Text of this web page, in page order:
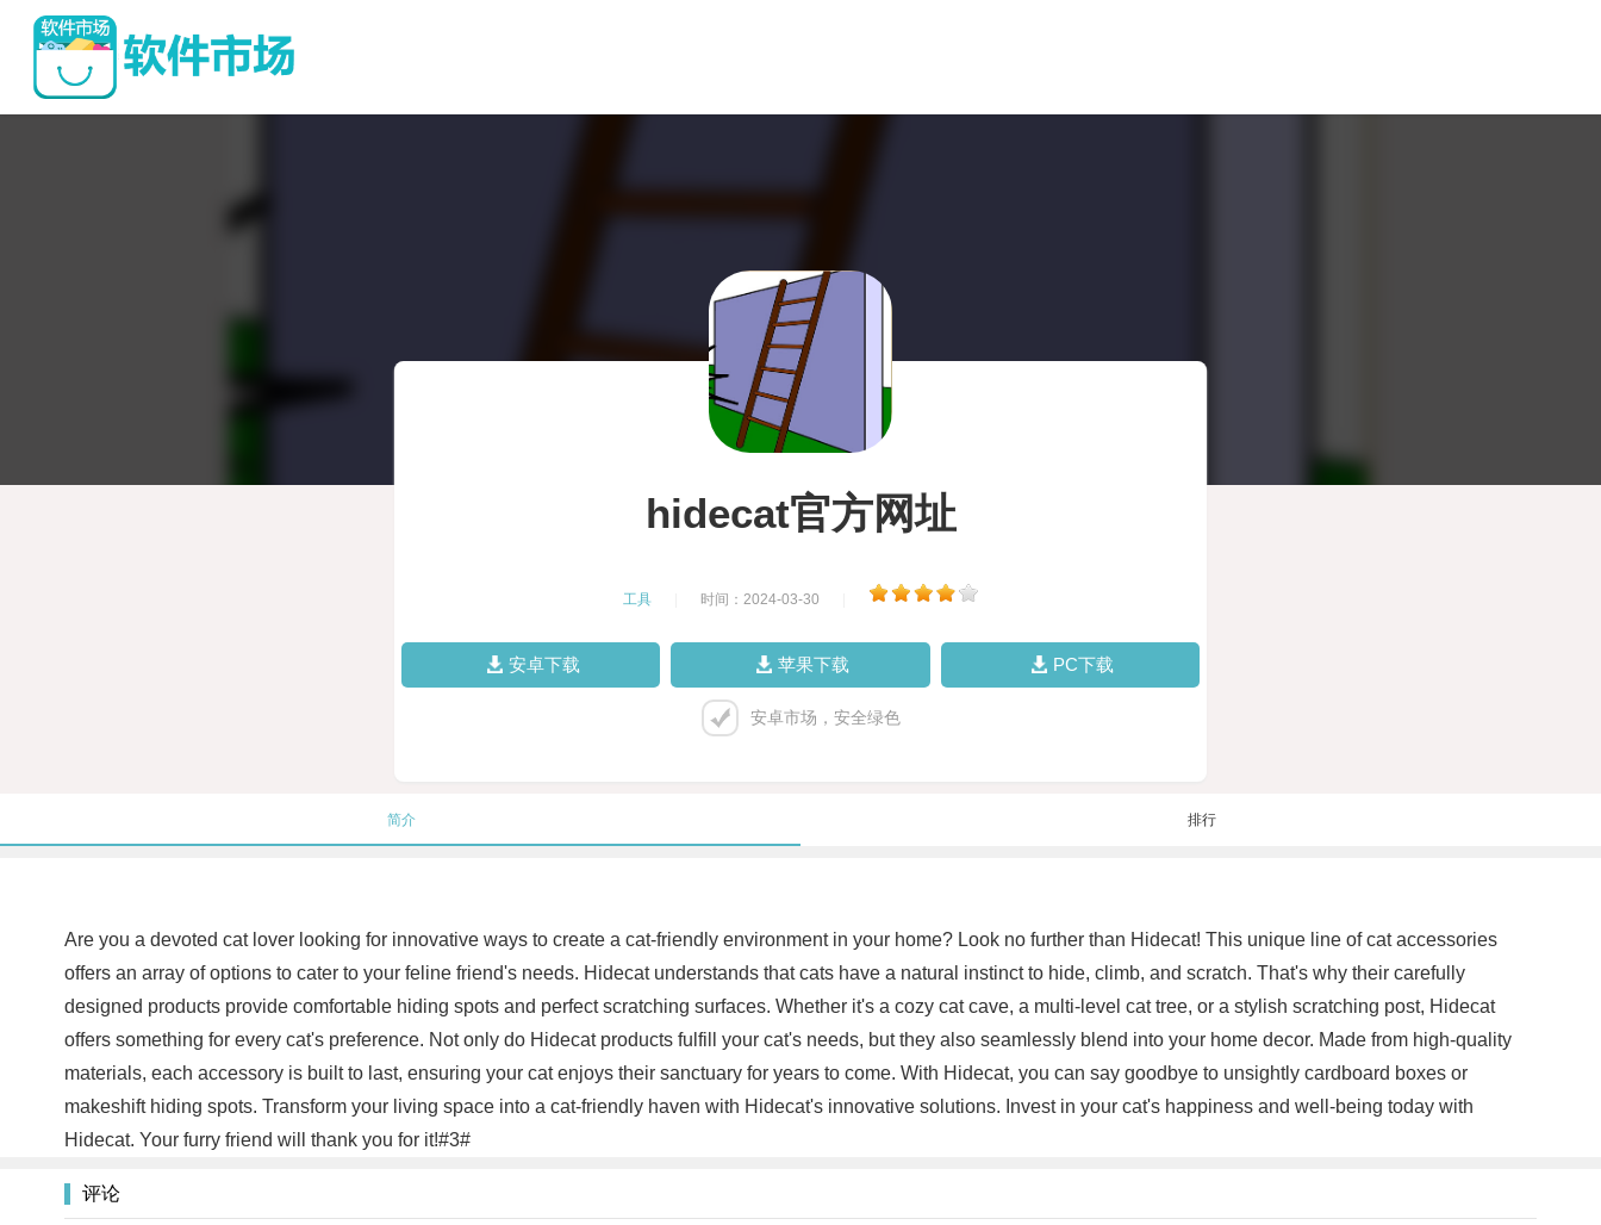
hidecat官方网址
工具 时间：2024-03-30
安卓下载 苹果下载 PC下载
安卓市场，安全绿色
简介 排行
Are you a devoted cat lover looking for innovative ways to create a cat-friendly environment in your home? Look no further than Hidecat! This unique line of cat accessories
offers an array of options to cater to your feline friend's needs. Hidecat understands that cats have a natural instinct to hide, climb, and scratch. That's why their carefully
designed products provide comfortable hiding spots and perfect scratching surfaces. Whether it's a cozy cat cave, a multi-level cat tree, or a stylish scratching post, Hidecat
offers something for every cat's preference. Not only do Hidecat products fulfill your cat's needs, but they also seamlessly blend into your home decor. Made from high-quality
materials, each accessory is built to last, ensuring your cat enjoys their sanctuary for years to come. With Hidecat, you can say goodbye to unsightly cardboard boxes or
makeshift hiding spots. Transform your living space into a cat-friendly haven with Hidecat's innovative solutions. Invest in your cat's happiness and well-being today with
Hidecat. Your furry friend will thank you for it!#3#
评论